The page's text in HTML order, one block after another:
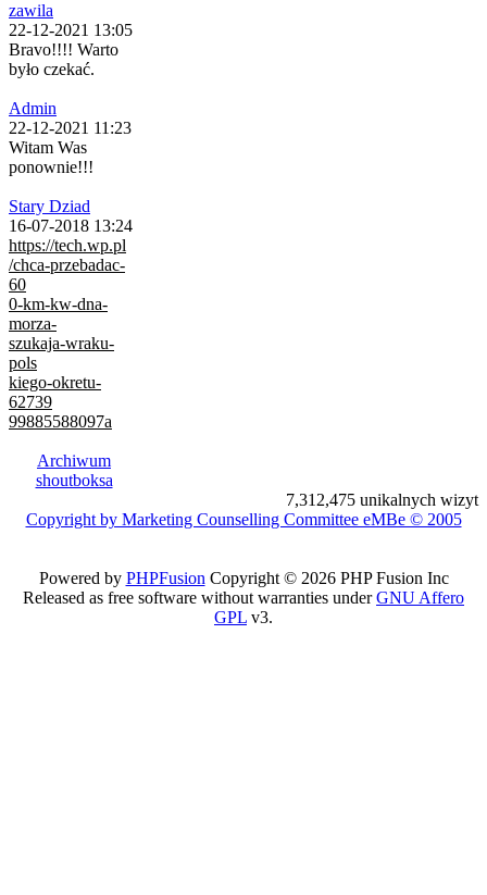
zawila
22-12-2021 13:05
Bravo!!!! Warto
było czekać.
Admin
22-12-2021 11:23
Witam Was
ponownie!!!
Stary Dziad
16-07-2018 13:24
https://tech.wp.pl
/chca-przebadac-
60
0-km-kw-dna-
morza-
szukaja-wraku-
pols
kiego-okretu-
62739
99885588097a
Archiwum
shoutboksa
7,312,475 unikalnych wizyt
Copyright by Marketing Counselling Committee eMBe © 2005
Powered by PHPFusion Copyright © 2026 PHP Fusion Inc
Released as free software without warranties underGNU Affero
GPL v3.